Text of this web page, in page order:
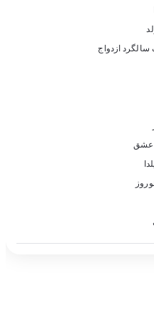
سالگرد ازدواج
عشق